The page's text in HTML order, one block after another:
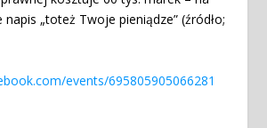
„toteż Twoje pieniądze” (źródło;
events/695805905066281